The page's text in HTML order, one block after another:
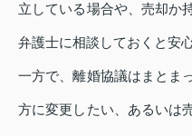
立している場合や、売却か
弁護士に相談しておくと安心
一方で、離婚協議はまとま
方に変更したい、あるいは